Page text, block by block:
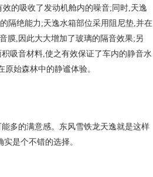
的吸收了发动机舱内的噪音;同时,天逸
隔绝能力;天逸水箱部位采用阻尼垫,并在
膜,因此大大增加了玻璃的隔音效果;另
吸音材料,使之有效保证了车内的静音水
始森林中的静谧体验。
多的满意感。东风雪铁龙天逸就是这样
是个不错的选择。